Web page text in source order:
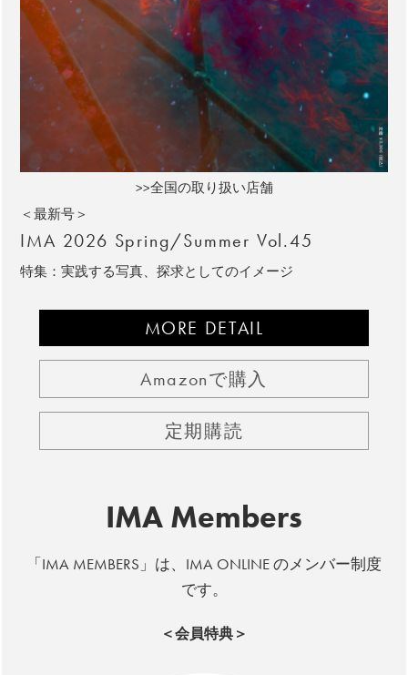
>>全国の取り扱い店舗
＜最新号＞
IMA 2026 Spring/Summer Vol.45
特集：実践する写真、探求としてのイメージ
MORE DETAIL
Amazonで購入
定期購読
IMA Members
「IMA MEMBERS」は、IMA ONLINE のメンバー制度
です。
＜会員特典＞